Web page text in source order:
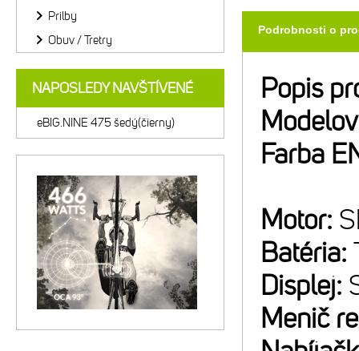
Podrobnosti o
Popis
Farba
Motor:
Batéria:
Displej:
Menič
Prilby
Obuv / Tretry
NAPOSLEDY NAVŠTÍVENÉ
eBIG.NINE 475 šedý(čierny)